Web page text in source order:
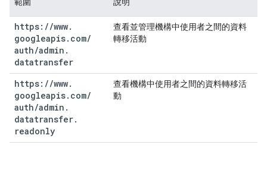
https: //www.
googleapis. com/
auth/admin .
datatransfer
查看並管理機構中使用者之間的資料
轉移活動
https: //www.
googleapis. com/
auth/admin .
datatransfer.
readonly
查看機構中使用者之間的資料轉移活
動